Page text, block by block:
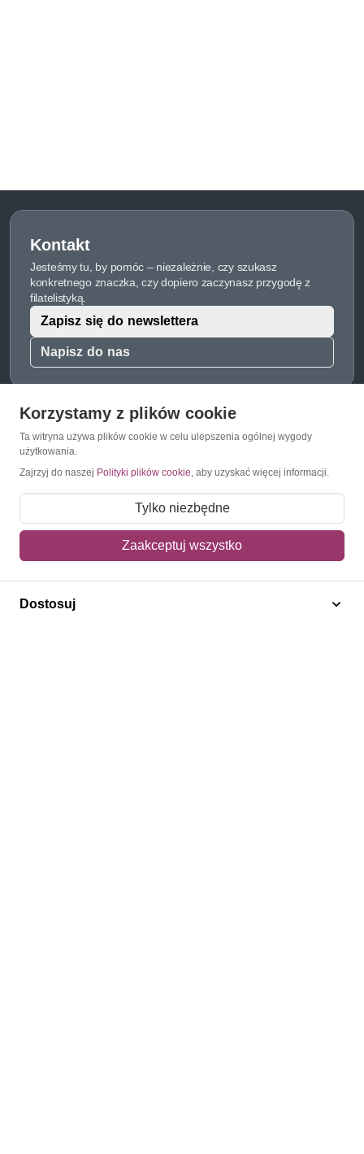
Kontakt
Jesteśmy tu, by pomóc – niezależnie, czy szukasz
konkretnego znaczka, czy dopiero zaczynasz przygodę z
filatelistyką.
Napisz do nas
Zapisz się do newslettera
O Znaczkopol.pl
O nas
Regulamin
Polityka prywatności
Korzystamy z plików cookie
Ta witryna używa plików cookie w celu ulepszenia ogólnej wygody
użytkowania.
Zajrzyj do naszej Polityki plików cookie, aby uzyskać więcej informacji.
Tylko niezbędne
Zaakceptuj wszystko
Dostosuj